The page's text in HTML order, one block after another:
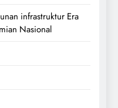
infrastruktur Era
Nasional